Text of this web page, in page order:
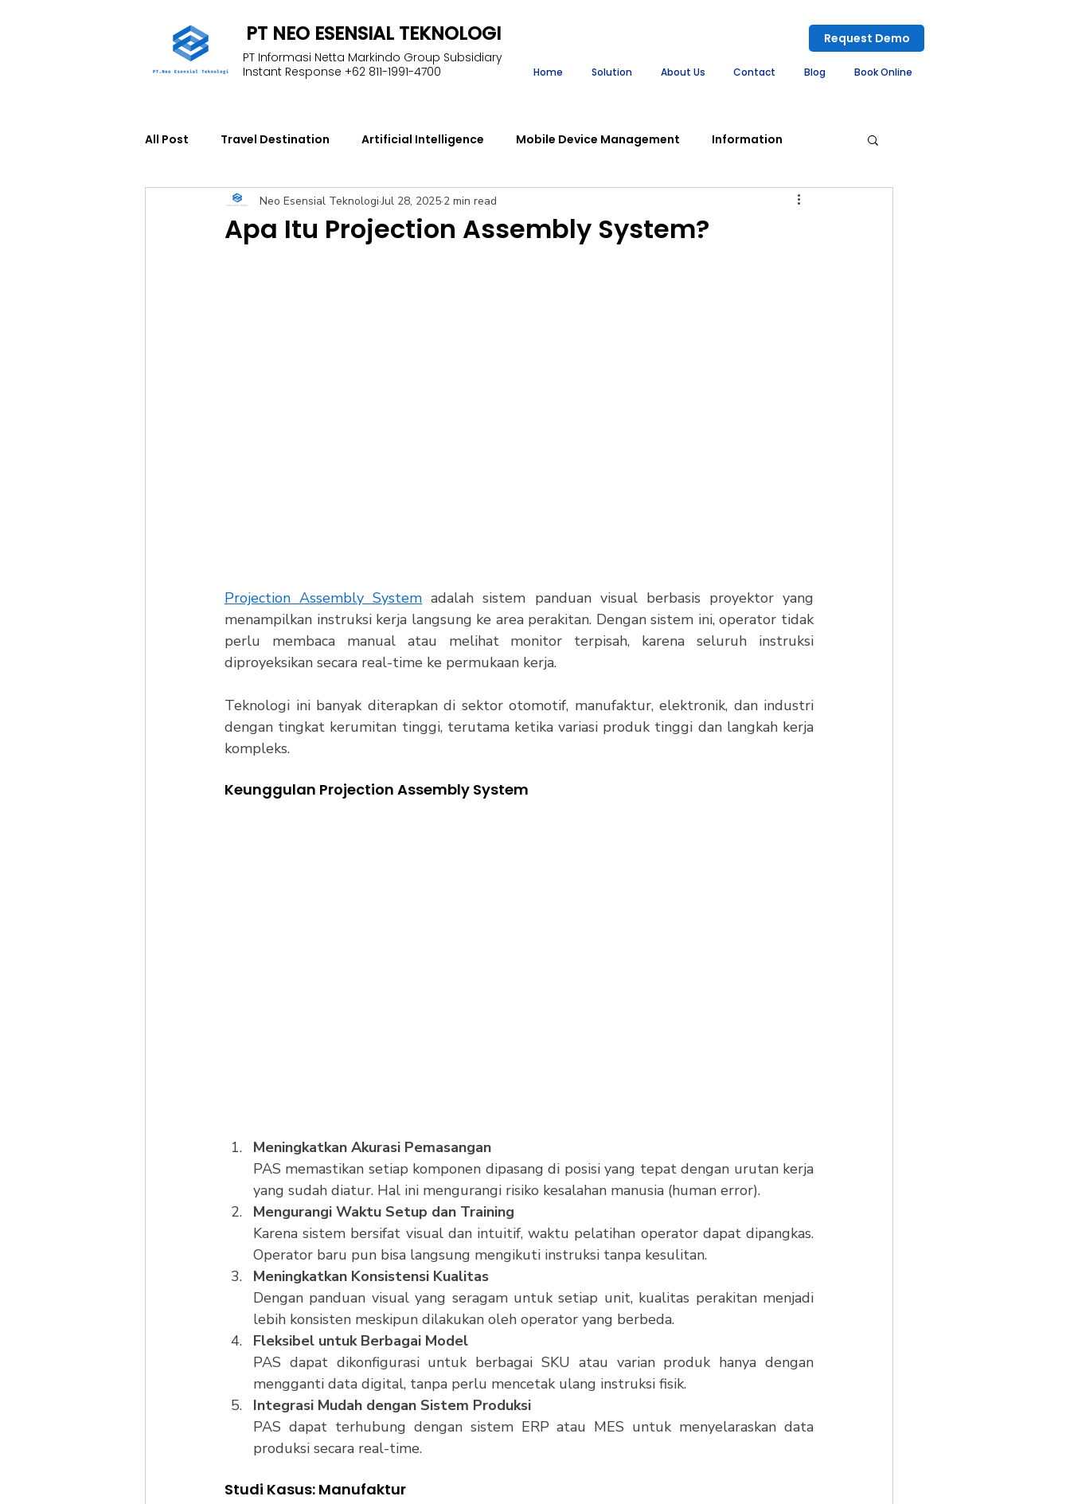
PT NEO ESENSIAL TEKNOLOGI
Request Demo
PT Informasi Netta Markindo Group Subsidiary
Instant Response +62 811-1991-4700
Home Solution About Us Contact Blog Book Online
All Post Travel Destination Artificial Intelligence Mobile Device Management Information
Education Fleet Management Enterprise Resource Planning
Apa Itu Projection Assembly System?
Neo Esensial Teknologi Jul 28, 2025 2 min read
Projection Assembly System adalah sistem panduan visual berbasis proyektor yang
menampilkan instruksi kerja langsung ke area perakitan. Dengan sistem ini, operator tidak
perlu membaca manual atau melihat monitor terpisah, karena seluruh instruksi
diproyeksikan secara real-time ke permukaan kerja.
Teknologi ini banyak diterapkan di sektor otomotif, manufaktur, elektronik, dan industri
dengan tingkat kerumitan tinggi, terutama ketika variasi produk tinggi dan langkah kerja
kompleks.
Keunggulan Projection Assembly System
Meningkatkan Akurasi Pemasangan
PAS memastikan setiap komponen dipasang di posisi yang tepat dengan urutan kerja
yang sudah diatur. Hal ini mengurangi risiko kesalahan manusia (human error).
Mengurangi Waktu Setup dan Training
Karena sistem bersifat visual dan intuitif, waktu pelatihan operator dapat dipangkas.
Operator baru pun bisa langsung mengikuti instruksi tanpa kesulitan.
Meningkatkan Konsistensi Kualitas
Dengan panduan visual yang seragam untuk setiap unit, kualitas perakitan menjadi
lebih konsisten meskipun dilakukan oleh operator yang berbeda.
Fleksibel untuk Berbagai Model
PAS dapat dikonfigurasi untuk berbagai SKU atau varian produk hanya dengan
mengganti data digital, tanpa perlu mencetak ulang instruksi fisik.
Integrasi Mudah dengan Sistem Produksi
PAS dapat terhubung dengan sistem ERP atau MES untuk menyelaraskan data
produksi secara real-time.
Studi Kasus: Manufaktur